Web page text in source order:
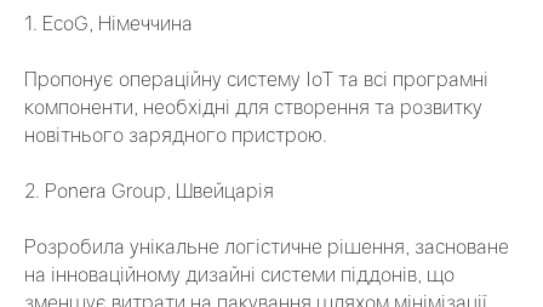
1. EcoG, Німеччина
Пропонує операційну систему IoT та всі програмні
компоненти, необхідні для створення та розвитку
новітнього зарядного пристрою.
2. Ponera Group, Швейцарія
Розробила унікальне логістичне рішення, засноване
на інноваційному дизайні системи піддонів, що